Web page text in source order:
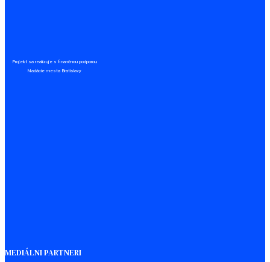
Projekt sa realizuje s finančnou podporou
Nadácie mesta Bratislavy
MEDIÁLNI PARTNERI